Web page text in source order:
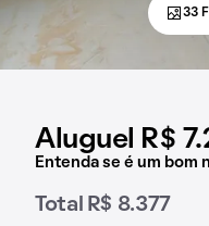
Aluguel R$
Entenda se é um bom
Total R$ 8.377
33